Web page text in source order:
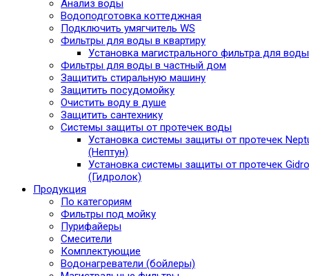
Анализ воды
Водоподготовка коттеджная
Подключить умягчитель WS
Фильтры для воды в квартиру
Установка магистрального фильтра для воды
Фильтры для воды в частный дом
Защитить стиральную машину
Защитить посудомойку
Очистить воду в душе
Защитить сантехнику
Системы защиты от протечек воды
Установка системы защиты от протечек
(Нептун)
Установка системы защиты от протечек
(Гидролок)
Продукция
По категориям
Фильтры под мойку
Пурифайеры
Смесители
Комплектующие
Водонагреватели (бойлеры)